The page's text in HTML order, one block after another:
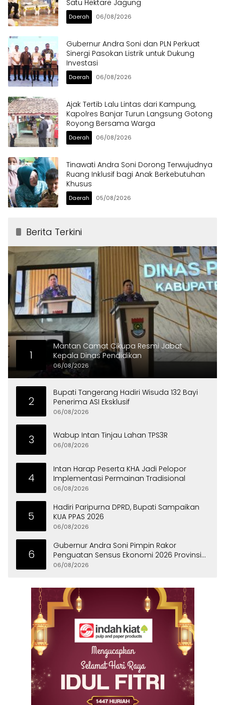
Satu Hektare Jagung
Daerah 06/08/2026
Gubernur Andra Soni dan PLN Perkuat
Sinergi Pasokan Listrik untuk Dukung
Investasi
Daerah 06/08/2026
Ajak Tertib Lalu Lintas dari Kampung,
Kapolres Banjar Turun Langsung Gotong
Royong Bersama Warga
Daerah 06/08/2026
Tinawati Andra Soni Dorong Terwujudnya
Ruang Inklusif bagi Anak Berkebutuhan
Khusus
Daerah 05/08/2026
Berita Terkini
1
Mantan Camat Cikupa Resmi Jabat
Kepala Dinas Pendidikan
06/08/2026
2
Bupati Tangerang Hadiri Wisuda 132 Bayi
Penerima ASI Eksklusif
06/08/2026
3 Wabup Intan Tinjau Lahan TPS3R
06/08/2026
4
Intan Harap Peserta KHA Jadi Pelopor
Implementasi Permainan Tradisional
06/08/2026
5
Hadiri Paripurna DPRD, Bupati Sampaikan
KUA PPAS 2026
06/08/2026
6
Gubernur Andra Soni Pimpin Rakor
Penguatan Sensus Ekonomi 2026 Provinsi
Banten
06/08/2026